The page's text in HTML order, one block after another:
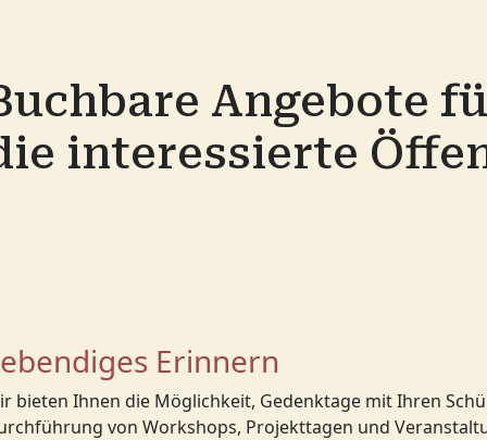
Angebote
interessierte
Erinnern
bieten Ihnen die Möglichkeit, Gedenktage mit Ihren
von Workshops, Projekttagen und